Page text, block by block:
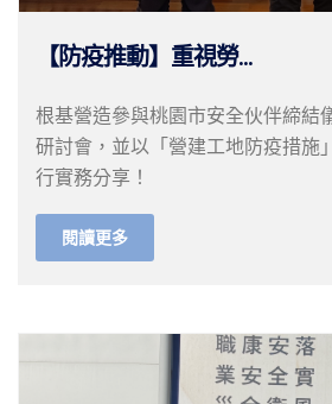
【防疫推動】重視勞...
根基營造參與桃園市安全伙伴締結
研討會，並以「營建工地防疫措施
行實務分享！
閱讀更多